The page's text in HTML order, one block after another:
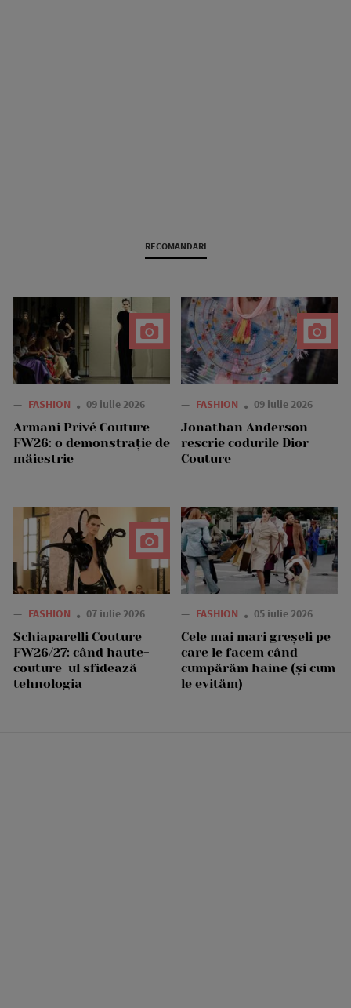
RECOMANDARI
— FASHION 09 iulie 2026
Armani Privé Couture
FW26: o demonstrație de
măiestrie
— FASHION 09 iulie 2026
Jonathan Anderson
rescrie codurile Dior
Couture
— FASHION 07 iulie 2026
Schiaparelli Couture
FW26/27: când haute-
couture-ul sfidează
tehnologia
— FASHION 05 iulie 2026
Cele mai mari greșeli pe
care le facem când
cumpărăm haine (și cum
le evităm)